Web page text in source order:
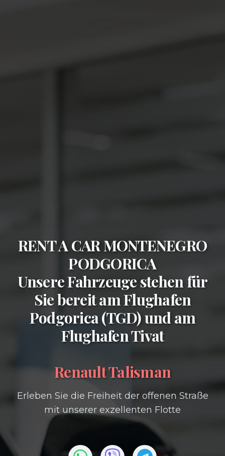
RENT A CAR MONTENEGRO
PODGORICA
Unsere Fahrzeuge stehen für
Sie bereit amFlughafen
Podgorica (TGD)und am
Flughafen Tivat
Renault Talisman
Erleben Sie die Freiheit der offenen Straße
mit unserer exzellenten Flotte